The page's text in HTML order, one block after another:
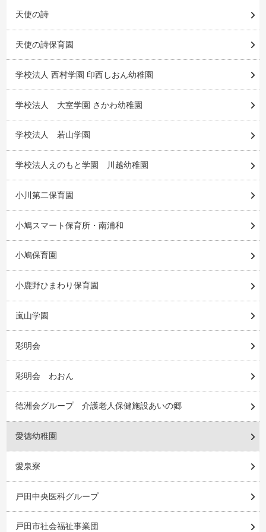
天使の詩
天使の詩保育園
学校法人 西村学園 印西しおん幼稚園
学校法人 大室学園 さかわ幼稚園
学校法人 若山学園
学校法人えのもと学園 川越幼稚園
小川第二保育園
小鳩スマート保育所・南浦和
小鳩保育園
小鹿野ひまわり保育園
嵐山学園
彩明会
彩明会 わおん
徳洲会グループ 介護老人保健施設あいの郷
愛徳幼稚園
愛泉寮
戸田中央医科グループ
戸田市社会福祉事業団